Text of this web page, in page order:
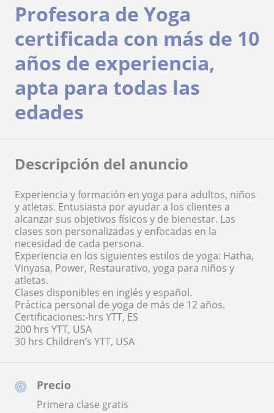
Precio
Primera clase gratis
Profesora de Yoga
certificada con más de 10
años de experiencia,
apta para todas las
edades
Descripción del anuncio
Experiencia y formación en yoga para adultos, niños
y atletas. Entusiasta por ayudar a los clientes a
alcanzar sus objetivos físicos y de bienestar. Las
clases son personalizadas y enfocadas en la
necesidad de cada persona.
Experiencia en los siguientes estilos de yoga: Hatha,
Vinyasa, Power, Restaurativo, yoga para niños y
atletas.
Clases disponibles en inglés y español.
Práctica personal de yoga de más de 12 años.
Certificaciones:-hrs YTT, ES
200 hrs YTT, USA
30 hrs Children’s YTT, USA